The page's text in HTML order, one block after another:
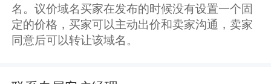
名。议价域名买家在发布的时候没有设置一个固
定的价格，买家可以主动出价和卖家沟通，卖家
同意后可以转让该域名。